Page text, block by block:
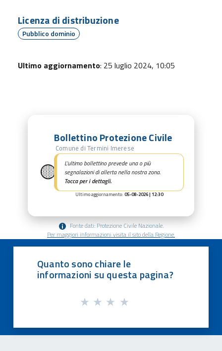
Licenza di distribuzione
Pubblico dominio
Ultimo aggiornamento: 25 luglio 2024, 10:05
🟡
Bollettino Protezione Civile
Comune di Termini Imerese
L’ultimo bollettino prevede una o più
segnalazioni di allerta nella nostra zona.
Tocca per i dettagli.
Ultimo aggiornamento: 05-08-2026 | 12:30
Fonte dati: Protezione Civile Nazionale.
Per maggiori informazioni visita il sito della Regione.
Quanto sono chiare le
informazioni su questa pagina?